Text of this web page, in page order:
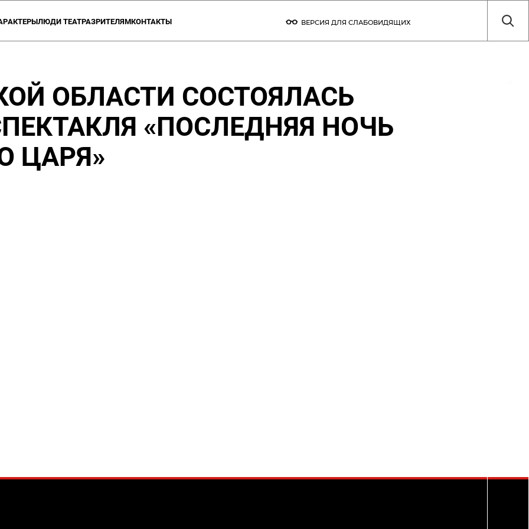
О ТЕАТРЕПРОЕКТЫУЧЕБНЫЕ СТУДИИВАКАНСИИПАРТНЕРЫДОКУМЕНТЫТЕХНИЧЕСКИЕ ПАРАМЕТРЫ
АКТЕРЫЛЮДИ ТЕАТРАЗРИТЕЛЯМ
АКЦИИ ТЕАТРА
КОНТАКТЫ ВЕРСИЯ ДЛЯ СЛАБОВИДЯЩИХ
ОБЛАСТИ СОСТОЯЛАСЬ
«ПОСЛЕДНЯЯ НОЧЬ
ЦАРЯ»